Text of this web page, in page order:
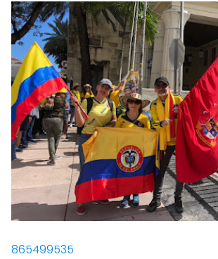
865499535